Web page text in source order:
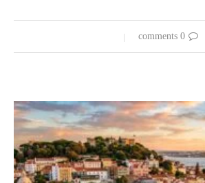
0 comments